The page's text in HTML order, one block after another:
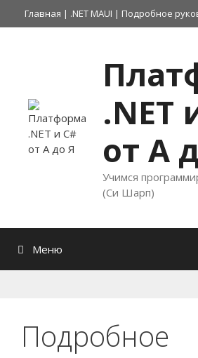
ПерейтиГлавная | .NET MAUI | Подробное
.NET
от А
Учимся
(Си Шарп)
Меню
Подробное